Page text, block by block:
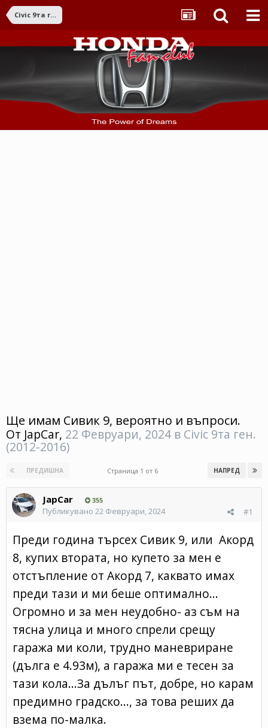
Civic 9та ген. (2012-2016)
Ще имам Сивик 9, вероятно и въпроси.
От JapCar, 22 Февруари, 2024 в Civic 9та ген.
(2012-2016)
ПРЕДИШНА НАПРЕД
Страница 1 от 6
JapCar 355
#1
Публикувано 22 Февруари, 2024
Преди година търсех Сивик 9, или Акорд
8, купих втората, но купето за мен е
отстъпление от Акорд 7, каквато имах
преди тази и ми беше оптимално...
Огромно и за мен неудобно- аз съм на
тясна улица и много спрели срещу
гаража ми коли, трудно маневриране
(дълга е 4.93м), а гаража ми е тесен за
тази кола...За дълъг път, добре, но карам
предимно градско..., за това реших да
взема по-малка.